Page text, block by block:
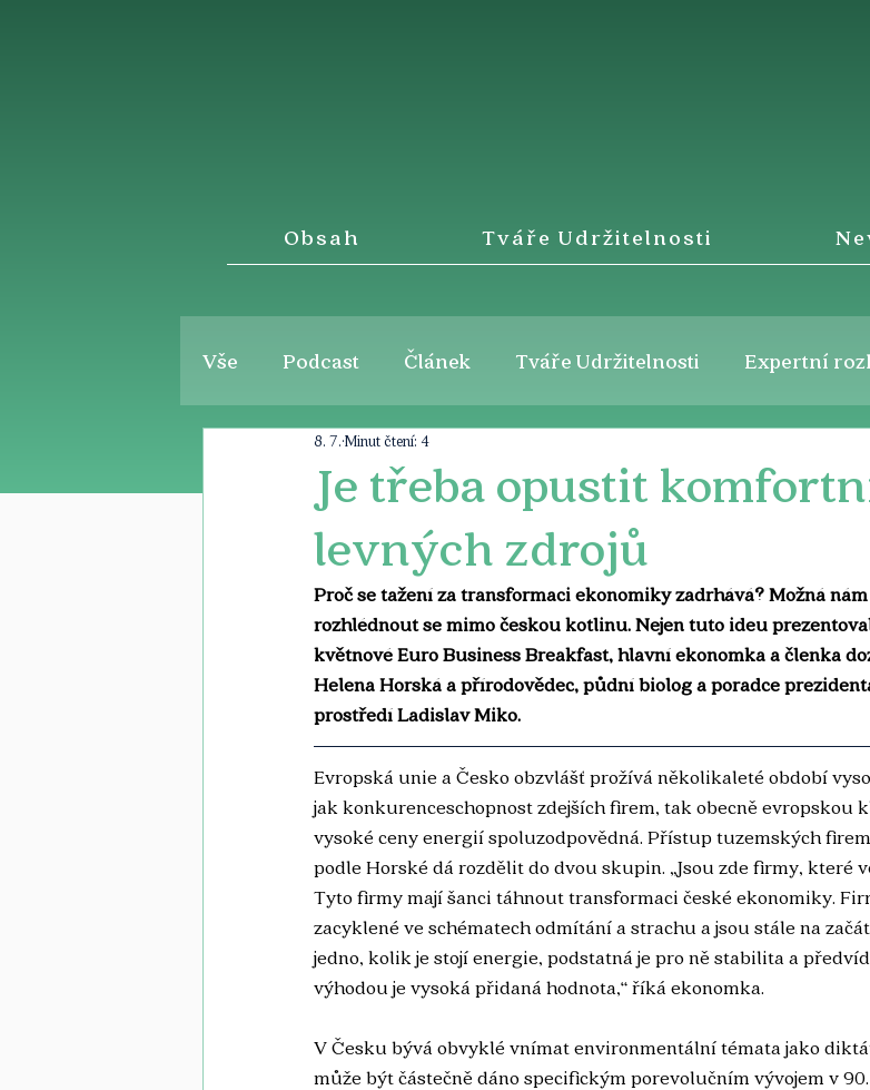
Obsah Tváře Udržitelnosti
Vše Podcast Článek Tváře Udržitelnosti Expertní
Je třeba opustit
levných zdrojů
8. 7. Minut čtení: 4
Proč se tažení za transformaci ekonomiky zadrhává? Možná
rozhlédnout se mimo českou kotlinu. Nejen tuto ideu
květnové Euro Business Breakfast, hlavní ekonomka a členka
Helena Horská a přírodovědec, půdní biolog a poradce
prostředí Ladislav Miko.
Evropská unie a Česko obzvlášť prožívá několikaleté období
jak konkurenceschopnost zdejších firem, tak obecně evropskou
vysoké ceny energií spoluzodpovědná. Přístup tuzemských
podle Horské dá rozdělit do dvou skupin. „Jsou zde firmy, které
Tyto firmy mají šanci táhnout transformaci české ekonomiky.
zacyklené ve schématech odmítání a strachu a jsou stále na
jedno, kolik je stojí energie, podstatná je pro ně stabilita a
výhodou je vysoká přidaná hodnota,“ říká ekonomka.
V Česku bývá obvyklé vnímat environmentální témata jako
může být částečně dáno specifickým porevolučním vývojem v